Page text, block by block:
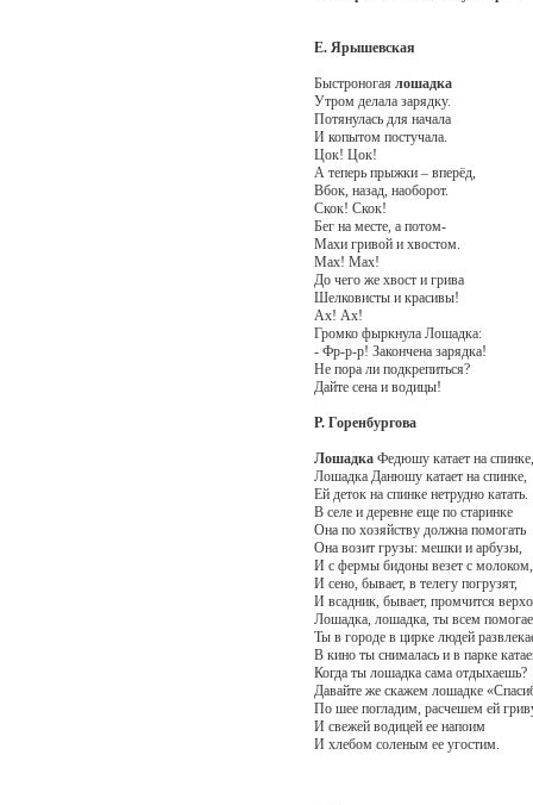
Е. Ярышевская
Быстроногая лошадка
Утром делала зарядку.
Потянулась для начала
И копытом постучала.
Цок! Цок!
А теперь прыжки – вперёд,
Вбок, назад, наоборот.
Скок! Скок!
Бег на месте, а потом-
Махи гривой и хвостом.
Мах! Мах!
До чего же хвост и грива
Шелковисты и красивы!
Ах! Ах!
Громко фыркнула Лошадка:
- Фр-р-р! Закончена зарядка!
Не пора ли подкрепиться?
Дайте сена и водицы!
Р. Горенбургова
ЛошадкаФедюшу катает на спинке,
Лошадка Данюшу катает на спинке,
Ей деток на спинке нетрудно катать.
В селе и деревне еще по старинке
Она по хозяйству должна помогать
Она возит грузы: мешки и арбузы,
И с фермы бидоны везет с молоком,
И сено, бывает, в телегу погрузят,
И всадник, бывает, промчится
Лошадка, лошадка, ты всем
Ты в городе в цирке людей
В кино ты снималась и в парке
Когда ты лошадка сама отдыхаешь?
Давайте же скажем лошадке
По шее погладим, расчешем ей
И свежей водицей ее напоим
И хлебом соленым ее угостим.